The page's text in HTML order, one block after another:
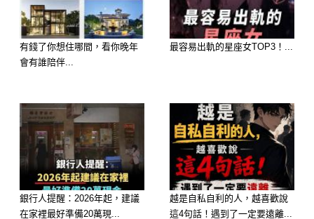
因為沒有正確的旋轉水流，很多髒污只
是被「推走一部分」，
久了之後反而更容易：
發黃
有水垢
有異味
有錢了你想住哪間，看你晚年
會有誰陪伴...
最容易出軌的星座女TOP3！...
銀行人提醒：2026年起，建議
在家裡最好準備20萬現...
越是自私自利的人，越喜歡說
這4句話！遇到了一定要遠離...